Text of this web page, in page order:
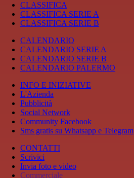
CLASSIFICA
CLASSIFICA SERIE A
CLASSIFICA SERIE B
CALENDARIO
CALENDARIO SERIE A
CALENDARIO SERIE B
CALENDARIO PALERMO
INFO E INIZIATIVE
L'Azienda
Pubblicità
Social Network
Community Facebook
Sms gratis su Whatsapp e Telegram
CONTATTI
Scrivici
Invia foto e video
Commerciale